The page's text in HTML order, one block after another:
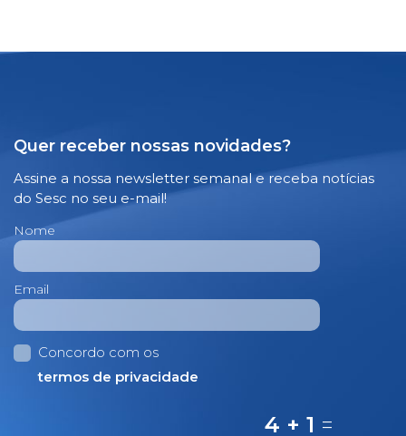
Quer receber nossas novidades?
Assine a nossa newsletter semanal e receba notícias
do Sesc no seu e-mail!
Nome
Email
Concordo com os
termos de privacidade
4 + 1 =